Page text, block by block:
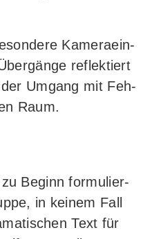
Kame­ra­ein­
reflek­tiert
Umgang mit Feh­
Raum.
Beginn for­mu­lier­
in kei­nem Fall
Text für